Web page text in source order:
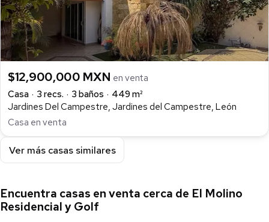
$12,900,000 MXN en venta
Casa
3 recs. 3 baños
449 m²
Jardines Del Campestre, Jardines del Campestre, León
Casa en venta
Ver más casas similares
Encuentra casas en venta cerca de El Molino
Residencial y Golf